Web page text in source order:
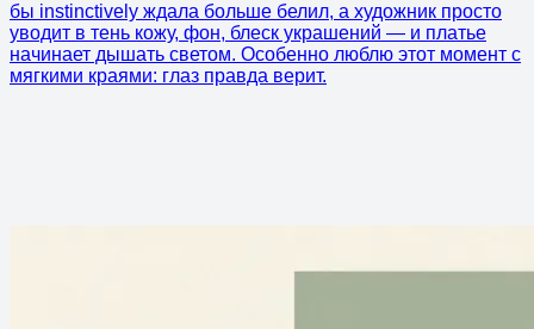
бы instinctively ждала больше белил, а художник просто
уводит в тень кожу, фон, блеск украшений — и платье
начинает дышать светом. Особенно люблю этот момент с
мягкими краями: глаз правда верит.